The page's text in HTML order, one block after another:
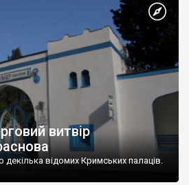
витвір
декілька відомих Кримських палаців.